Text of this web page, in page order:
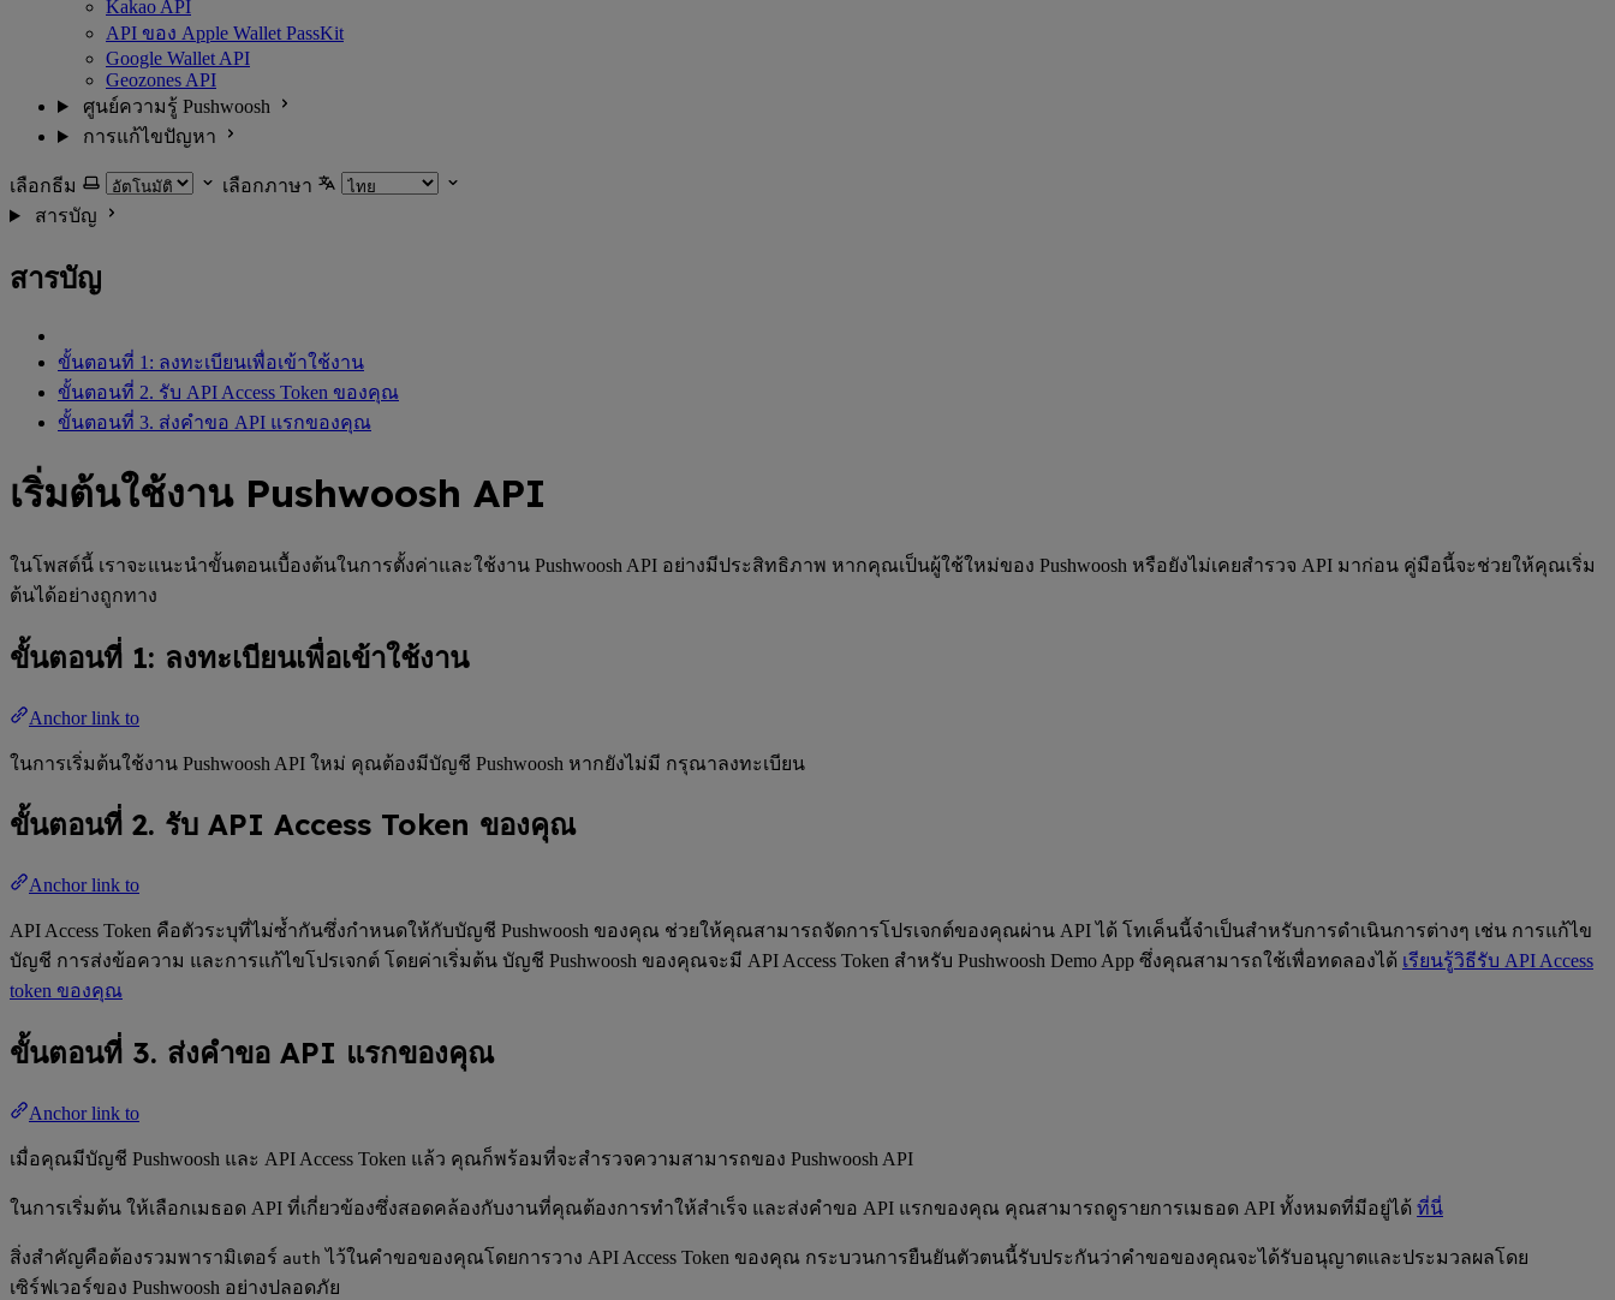
Kakao API
API ของ Apple Wallet PassKit
Google Wallet API
Geozones API
ศูนย์ความรู้ Pushwoosh
การแก้ไขปัญหา
เลือกธีม
เลือกภาษา
สารบัญ
สารบัญ
ขั้นตอนที่ 1: ลงทะเบียนเพื่อเข้าใช้งาน
ขั้นตอนที่ 2. รับ API Access Token ของคุณ
ขั้นตอนที่ 3. ส่งคำขอ API แรกของคุณ
เริ่มต้นใช้งาน Pushwoosh API
ในโพสต์นี้ เราจะแนะนำขั้นตอนเบื้องต้นในการตั้งค่าและใช้งาน Pushwoosh API อย่างมีประสิทธิภาพ หากคุณเป็นผู้ใช้ใหม่ของ Pushwoosh หรือยังไม่เคยสำรวจ API มาก่อน คู่มือนี้จะช่วยให้คุณเริ่ม
ต้นได้อย่างถูกทาง
ขั้นตอนที่ 1: ลงทะเบียนเพื่อเข้าใช้งาน
Anchor link to
ในการเริ่มต้นใช้งาน Pushwoosh API ใหม่ คุณต้องมีบัญชี Pushwoosh หากยังไม่มี กรุณาลงทะเบียน
ขั้นตอนที่ 2. รับ API Access Token ของคุณ
Anchor link to
API Access Token คือตัวระบุที่ไม่ซ้ำกันซึ่งกำหนดให้กับบัญชี Pushwoosh ของคุณ ช่วยให้คุณสามารถจัดการโปรเจกต์ของคุณผ่าน API ได้ โทเค็นนี้จำเป็นสำหรับการดำเนินการต่างๆ เช่น การแก้ไข
บัญชี การส่งข้อความ และการแก้ไขโปรเจกต์ โดยค่าเริ่มต้น บัญชี Pushwoosh ของคุณจะมี API Access Token สำหรับ Pushwoosh Demo App ซึ่งคุณสามารถใช้เพื่อทดลองได้ เรียนรู้วิธีรับ API Access
token ของคุณ
ขั้นตอนที่ 3. ส่งคำขอ API แรกของคุณ
Anchor link to
เมื่อคุณมีบัญชี Pushwoosh และ API Access Token แล้ว คุณก็พร้อมที่จะสำรวจความสามารถของ Pushwoosh API
ในการเริ่มต้น ให้เลือกเมธอด API ที่เกี่ยวข้องซึ่งสอดคล้องกับงานที่คุณต้องการทำให้สำเร็จ และส่งคำขอ API แรกของคุณ คุณสามารถดูรายการเมธอด API ทั้งหมดที่มีอยู่ได้ ที่นี่
สิ่งสำคัญคือต้องรวมพารามิเตอร์ auth ไว้ในคำขอของคุณโดยการวาง API Access Token ของคุณ กระบวนการยืนยันตัวตนนี้รับประกันว่าคำขอของคุณจะได้รับอนุญาตและประมวลผลโดย
เซิร์ฟเวอร์ของ Pushwoosh อย่างปลอดภัย